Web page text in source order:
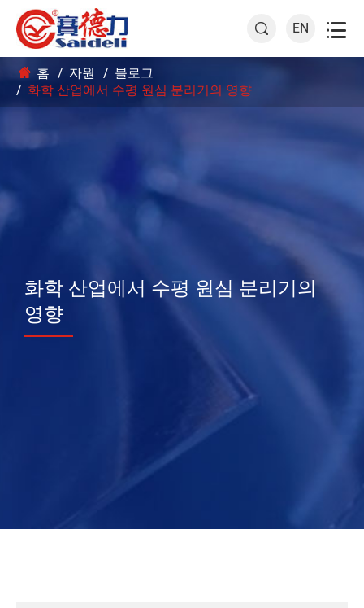
 EN 
홈 자원
블로그
화학 산업에서 수평 원심 분리기의 영향
화학 산업에서 수평 원심 분리기의
영향